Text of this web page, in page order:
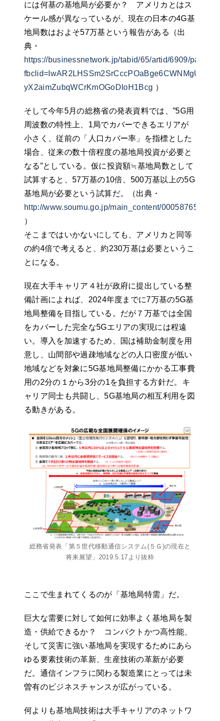
には何基の基地局が必要か？ アメリカとはス
ケール感が異なっているが、現在の日本の4G基
地局数はおよそ57万基という報告がある（出
典・
https://businessnetwork.jp/tabid/65/artid/6909/page/
yX2aimZubqWCrKmOGoDIoH1Bcg ）
そして今年5月の総務省の発表資料では、”5G用
周波数の特性上、1局でカバーできるエリアが
小さく、従前の「人口カバー率」を指標とした
場合、従来の数十倍程度の基地局投資が必要と
なる”としている。仮に投資額≒基地局数として
試算すると、57万基の10倍、500万基以上の5G
基地局が必要という試算だ。（出典・
http://www.soumu.go.jp/main_content/000587659.pdf
）
そこまではいかないにしても、アメリカと同等
の約4倍で考えると、約230万基は必要というこ
とになる。
現在大手キャリア４社が政府に提出している整
備計画によれば、2024年度までに7万基の5G基
地局整備を目指している。だが７万基では全国
をカバーした完全な5Gエリアの実現には程遠
い。導入を加速するため、国は補助金制度を用
意し、山間部や過疎地域などの人口密度が低い
地域などを対象に5G基地局整備にかかる工事費
用の2分の１から3分の1を負担する方針だ。キ
ャリア同士も共闘し、5G基地局の相互利用を図
る動きがある。
総務省発表「第５世代移動通信システム(５Ｇ)の現在と
将来展望」2019.5.17より抜粋
ここで生まれてくるのが「基地局特需」だ。
巨大な需要に対して如何に効率よく基地局を製
造・供給できるか？ コンパクトかつ高性能、
そして災害に強い基地局を実現するためにあら
ゆる要素技術の革新、生産技術の革新が必要
だ。通信インフラに関わる製造業にとっては未
曽有のビジネスチャンスが広がっている。
何よりも基地局技術は大手キャリアのネットワ